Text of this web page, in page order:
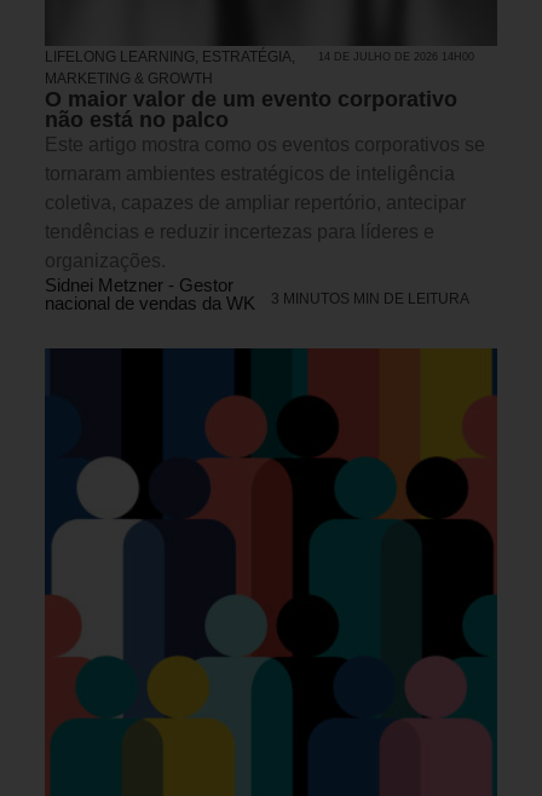
LIFELONG LEARNING, ESTRATÉGIA,
MARKETING & GROWTH
14 DE JULHO DE 2026 14H00
O maior valor de um evento corporativo
não está no palco
Este artigo mostra como os eventos corporativos se
tornaram ambientes estratégicos de inteligência
coletiva, capazes de ampliar repertório, antecipar
tendências e reduzir incertezas para líderes e
organizações.
Sidnei Metzner - Gestor
nacional de vendas da WK
3 MINUTOS MIN DE LEITURA